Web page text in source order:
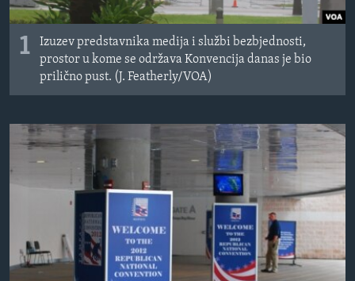
1
Izuzev predstavnika medija i službi bezbjednosti,
prostor u kome se održava Konvencija danas je bio
prilično pust. (J. Featherly/VOA)